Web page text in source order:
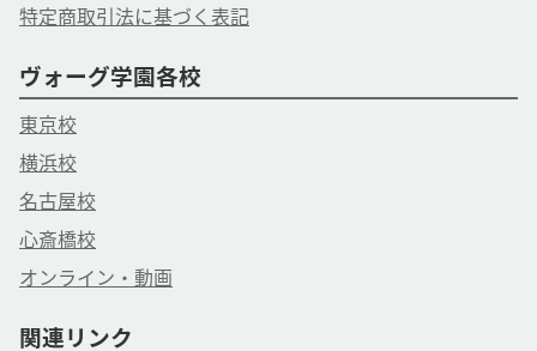
特定商取引法に基づく表記
ヴォーグ学園各校
東京校
横浜校
名古屋校
心斎橋校
オンライン・動画
関連リンク